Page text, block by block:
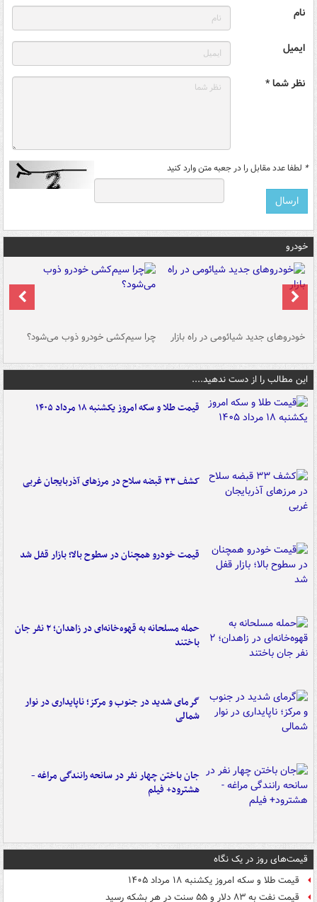
نام
ایمیل
نظر شما *
* لطفا عدد مقابل را در جعبه متن وارد کنید
خودرو
خودروهای جدید شیائومی در راه بازار چرا سیم‌کشی خودرو ذوب می‌شود؟
این مطالب را از دست ندهید....
قیمت طلا و سکه امروز یکشنبه ۱۸ مرداد ۱۴۰۵
کشف ۳۳ قبضه سلاح در مرزهای آذربایجان غربی
قیمت خودرو همچنان در سطوح بالا؛ بازار قفل شد
حمله مسلحانه به قهوه‌خانه‌ای در زاهدان؛ ۲ نفر جان
باختند
گرمای شدید در جنوب و مرکز؛ ناپایداری در نوار
شمالی
جان باختن چهار نفر در سانحه رانندگی مراغه -
هشترود+ فیلم
قیمت‌های روز در یک نگاه
قیمت طلا و سکه امروز یکشنبه ۱۸ مرداد ۱۴۰۵
قیمت نفت به ۸۳ دلار و ۵۵ سنت در هر بشکه رسید